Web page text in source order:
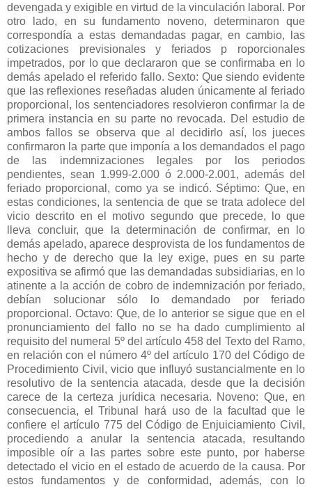
devengada y exigible en virtud de la vinculación laboral. Por
otro lado, en su fundamento noveno, determinaron que
correspondía a estas demandadas pagar, en cambio, las
cotizaciones previsionales y feriados p roporcionales
impetrados, por lo que declararon que se confirmaba en lo
demás apelado el referido fallo. Sexto: Que siendo evidente
que las reflexiones reseñadas aluden únicamente al feriado
proporcional, los sentenciadores resolvieron confirmar la de
primera instancia en su parte no revocada. Del estudio de
ambos fallos se observa que al decidirlo así, los jueces
confirmaron la parte que imponía a los demandados el pago
de las indemnizaciones legales por los periodos
pendientes, sean 1.999-2.000 ó 2.000-2.001, además del
feriado proporcional, como ya se indicó. Séptimo: Que, en
estas condiciones, la sentencia de que se trata adolece del
vicio descrito en el motivo segundo que precede, lo que
lleva concluir, que la determinación de confirmar, en lo
demás apelado, aparece desprovista de los fundamentos de
hecho y de derecho que la ley exige, pues en su parte
expositiva se afirmó que las demandadas subsidiarias, en lo
atinente a la acción de cobro de indemnización por feriado,
debían solucionar sólo lo demandado por feriado
proporcional. Octavo: Que, de lo anterior se sigue que en el
pronunciamiento del fallo no se ha dado cumplimiento al
requisito del numeral 5º del artículo 458 del Texto del Ramo,
en relación con el número 4º del artículo 170 del Código de
Procedimiento Civil, vicio que influyó sustancialmente en lo
resolutivo de la sentencia atacada, desde que la decisión
carece de la certeza jurídica necesaria. Noveno: Que, en
consecuencia, el Tribunal hará uso de la facultad que le
confiere el artículo 775 del Código de Enjuiciamiento Civil,
procediendo a anular la sentencia atacada, resultando
imposible oír a las partes sobre este punto, por haberse
detectado el vicio en el estado de acuerdo de la causa. Por
estos fundamentos y de conformidad, además, con lo